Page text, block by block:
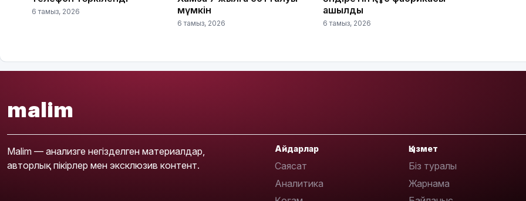
6 тамыз, 2026
мүмкін
6 тамыз, 2026
ашылды
6 тамыз, 2026
10:35
malim
Malim — анализге негізделген материалдар,
авторлық пікірлер мен эксклюзив контент.
Айдарлар
Саясат
Аналитика
Қызмет
Біз туралы
Жарнама